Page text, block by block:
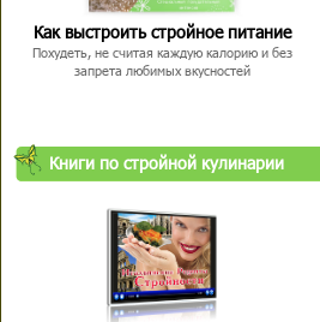
Как выстроить стройное питание
Похудеть, не считая каждую калорию и без
запрета любимых вкусностей
Книги по стройной кулинарии